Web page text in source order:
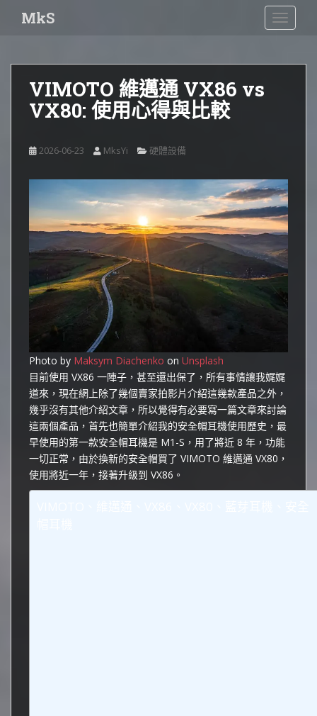
MkS
VIMOTO 維邁通 VX86 vs
VX80: 使用心得與比較
2026-06-23 MksYi 硬體設備
Photo by Maksym Diachenko on Unsplash
目前使用 VX86 一陣子，甚至還出保了，所有事情讓我娓娓
道來，現在網上除了幾個賣家拍影片介紹這幾款產品之外，
幾乎沒有其他介紹文章，所以覺得有必要寫一篇文章來討論
這兩個產品，首先也簡單介紹我的安全帽耳機使用歷史，最
早使用的第一款安全帽耳機是 M1-S，用了將近 8 年，功能
一切正常，由於換新的安全帽買了 VIMOTO 維邁通 VX80，
使用將近一年，接著升級到 VX86。